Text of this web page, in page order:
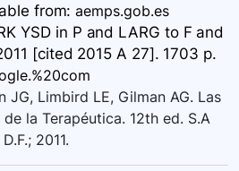
from:aemps.gob.es
YSD in P and LARG to F and
[cited 2015 A 27]. 1703 p.
JG, Limbird LE, Gilman AG. Las
la Terapéutica. 12th ed. S.A
2011.